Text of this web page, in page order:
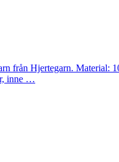
från Hjertegarn. Material:
inne …